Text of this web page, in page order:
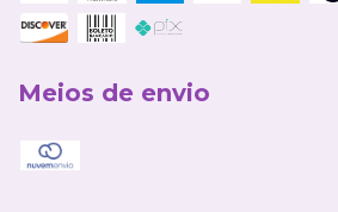
Meios de envio